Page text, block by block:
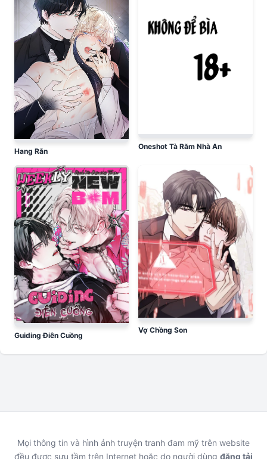
Hang Rắn
Oneshot Tà Răm Nhà An
Guiding Điên Cuồng
Vợ Chồng Son
Mọi thông tin và hình ảnh truyện tranh đam mỹ trên website
đều được sưu tầm trên Internet hoặc do người dùng đăng tải